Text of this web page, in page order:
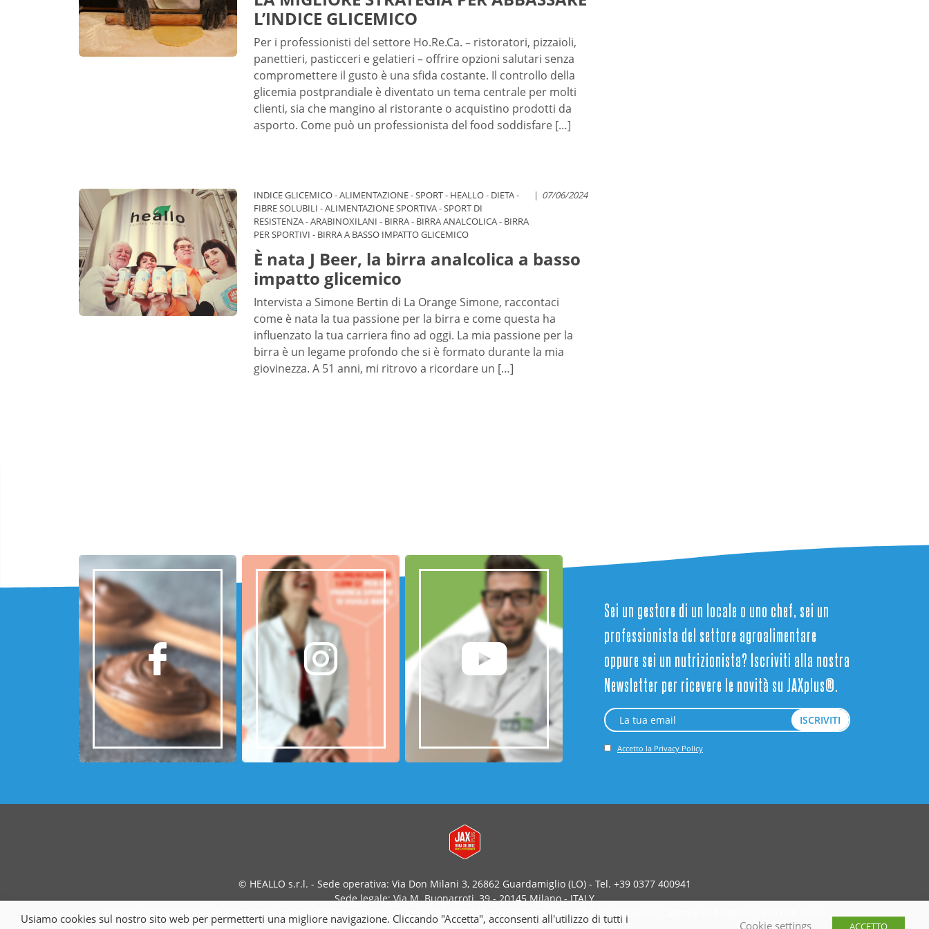
L’INDICE GLICEMICO
Per i professionisti del settore Ho.Re.Ca. – ristoratori, pizzaioli,
panettieri, pasticceri e gelatieri – offrire opzioni salutari senza
compromettere il gusto è una sfida costante. Il controllo della
glicemia postprandiale è diventato un tema centrale per molti
clienti, sia che mangino al ristorante o acquistino prodotti da
asporto. Come può un professionista del food soddisfare […]
INDICE GLICEMICO-ALIMENTAZIONE-SPORT- HEALLO- DIETA-
FIBRE SOLUBILI -ALIMENTAZIONE SPORTIVA-SPORT DI
RESISTENZA-ARABINOXILANI - BIRRA- BIRRA ANALCOLICA- BIRRA
PER SPORTIVI - BIRRA A BASSO IMPATTO GLICEMICO
07/06/2024
È nata J Beer, la birra analcolica a basso
impatto glicemico
Intervista a Simone Bertin di La Orange Simone, raccontaci
come è nata la tua passione per la birra e come questa ha
influenzato la tua carriera fino ad oggi. La mia passione per la
birra è un legame profondo che si è formato durante la mia
giovinezza. A 51 anni, mi ritrovo a ricordare un […]
Sei un gestore di un locale o uno chef, sei un
professionista del settore agroalimentare
oppure sei un nutrizionista? Iscriviti alla nostra
Newsletter per ricevere le novità su JAXplus®.
Accetto la Privacy Policy
© HEALLO s.r.l. - Sede operativa: Via Don Milani 3, 26862 Guardamiglio (LO) - Tel. +39 0377 400941
Sede legale: Via M. Buonarroti, 39 - 20145 Milano - ITALY
CF/P.IVA 10579290965 - PEC heallo@legalmail.it Registro delle imprese di Milano Monza Brianza Lodi - REA MI-2542814 - Capitale in bilancio 1.030.049,15 i.v.
Usiamo cookies sul nostro sito web per permetterti una migliore navigazione. Cliccando "Accetta", acconsenti all'utilizzo di tutti i
Cookie settings ACCETTO